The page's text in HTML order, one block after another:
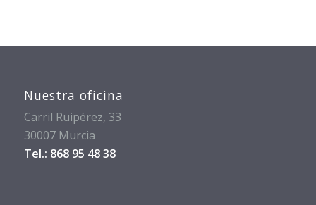
Nuestra oficina
Carril Ruipérez, 33
30007 Murcia
Tel.: 868 95 48 38